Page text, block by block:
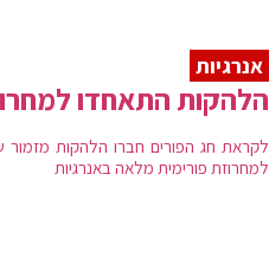
אנרגיות
הלהקות התאחדו
לקראת חג הפורים חברו הלהקות
למחרוזת פורימית מלאה באנרגיות